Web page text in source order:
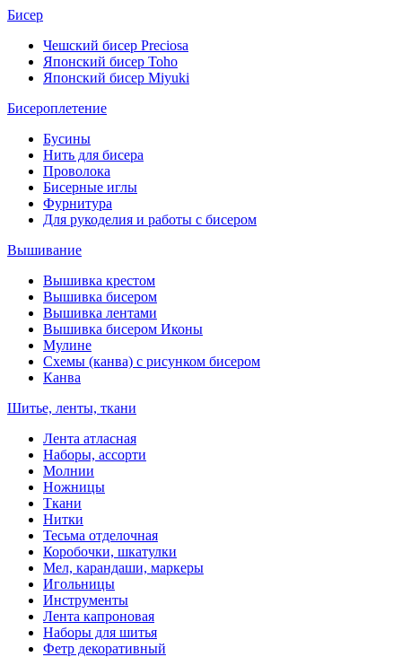
Бисер
Чешский бисер Preciosa
Японский бисер Toho
Японский бисер Miyuki
Бисероплетение
Бусины
Нить для бисера
Проволока
Бисерные иглы
Фурнитура
Для рукоделия и работы с бисером
Вышивание
Вышивка крестом
Вышивка бисером
Вышивка лентами
Вышивка бисером Иконы
Мулине
Схемы (канва) с рисунком бисером
Канва
Шитье, ленты, ткани
Лента атласная
Наборы, ассорти
Молнии
Ножницы
Ткани
Нитки
Тесьма отделочная
Коробочки, шкатулки
Мел, карандаши, маркеры
Игольницы
Инструменты
Лента капроновая
Наборы для шитья
Фетр декоративный